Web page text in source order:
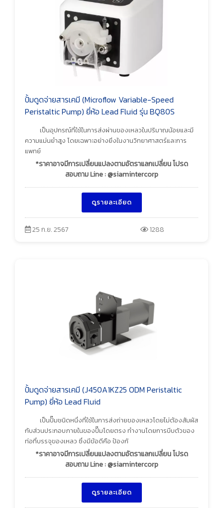
ปั้มดูดจ่ายสารเคมี (Microflow Variable-Speed
Peristaltic Pump) ยี่ห้อ Lead Fluid รุ่น BQ80S
เป็นอุปกรณ์ที่ใช้ในการส่งผ่านของเหลวในปริมาณน้อยและมี
ความแม่นยำสูง โดยเฉพาะอย่างยิ่งในงานวิทยาศาสตร์และการ
แพทย์
*ราคาอาจมีการเปลี่ยนแปลงตามอัตราแลกเปลี่ยน โปรด
สอบถาม Line : @siamintercorp
ดูรายละเอียด
25 ก.ย. 2567 1288
ปั้มดูดจ่ายสารเคมี (J450A1KZ25 ODM Peristaltic
Pump) ยี่ห้อ Lead Fluid
เป็นปั๊มชนิดหนึ่งที่ใช้ในการส่งถ่ายของเหลวโดยไม่ต้องสัมผัส
กับส่วนประกอบภายในของปั๊มโดยตรง ทำงานโดยการบีบตัวของ
ท่อที่บรรจุของเหลว ซึ่งมีข้อดีคือ ป้องกั
*ราคาอาจมีการเปลี่ยนแปลงตามอัตราแลกเปลี่ยน โปรด
สอบถาม Line : @siamintercorp
ดูรายละเอียด